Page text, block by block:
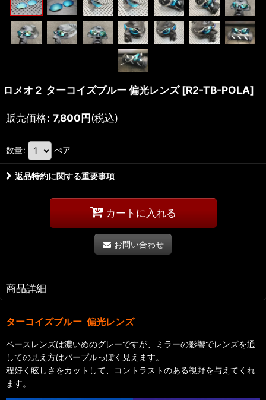
ロメオ２ ターコイズブルー 偏光レンズ [R2-TB-POLA]
販売価格: 7,800円(税込)
数量: ぺア
返品特約に関する重要事項
カートに入れる
お問い合わせ
商品詳細
ターコイズブルー 偏光レンズ
ベースレンズは濃いめのグレーですが、ミラーの影響でレンズを通
しての見え方はパープルっぽく見えます。
程好く眩しさをカットして、コントラストのある視野を与えてくれ
ます。